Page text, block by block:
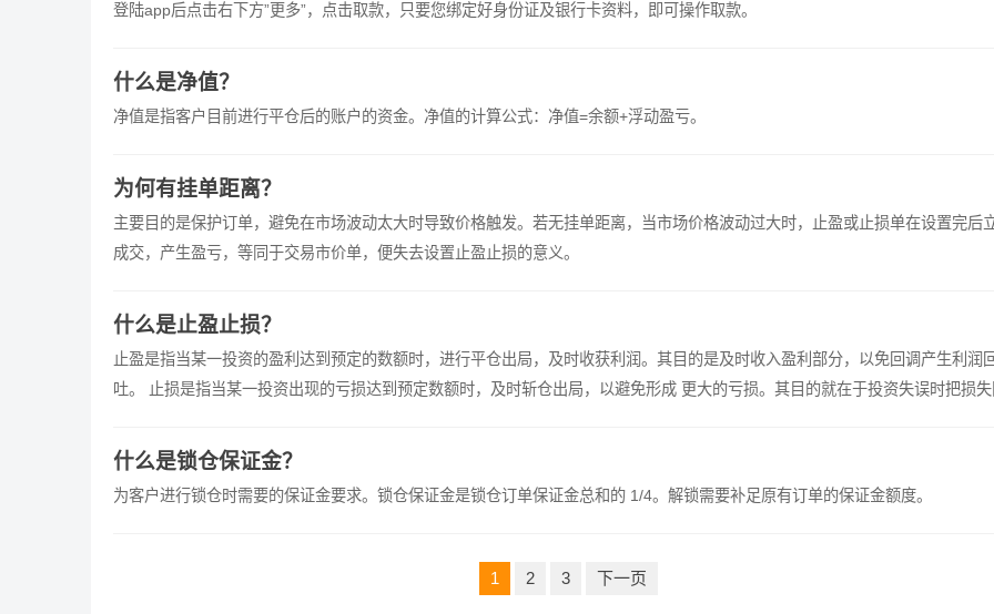
登陆app后点击右下方”更多”，点击取款，只要您绑定好身份证及银行卡资料，即可操作取款。
什么是净值？
净值是指客户目前进行平仓后的账户的资金。净值的计算公式：净值=余额+浮动盈亏。
为何有挂单距离？
主要目的是保护订单，避免在市场波动太大时导致价格触发。若无挂单距离，当市场价格波动过大时，止盈或止损单在设置完后
成交，产生盈亏，等同于交易市价单，便失去设置止盈止损的意义。
什么是止盈止损？
止盈是指当某一投资的盈利达到预定的数额时，进行平仓出局，及时收获利润。其目的是及时收入盈利部分，以免回调产生利润
吐。 止损是指当某一投资出现的亏损达到预定数额时，及时斩仓出局，以避免形成 更大的亏损。其目的就在于投资失误时把损失限定
什么是锁仓保证金？
为客户进行锁仓时需要的保证金要求。锁仓保证金是锁仓订单保证金总和的 1/4。解锁需要补足原有订单的保证金额度。
1 2 3 下一页